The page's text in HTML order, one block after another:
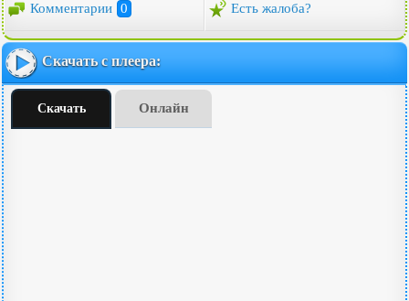
Комментарии 0 Есть жалоба?
Скачать с плеера:
Скачать Онлайн